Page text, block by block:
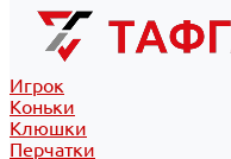
Игрок
Коньки
Клюшки
Перчатки